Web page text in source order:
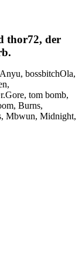
thor72, der
bossbitchOla,
tom bomb,
Burns,
Mbwun, Midnight,